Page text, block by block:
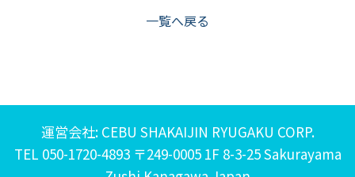
一覧へ戻る
運営会社: CEBU SHAKAIJIN RYUGAKU CORP.
TEL 050-1720-4893 〒249-0005 1F 8-3-25 Sakurayama